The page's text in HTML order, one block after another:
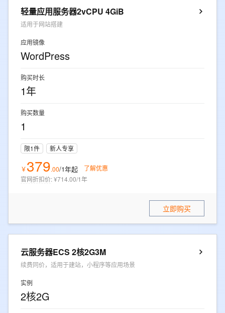
轻量应用服务器2vCPU 4GiB
适用于网站搭建
应用镜像
WordPress
购买时长
1年
购买数量
1
限1件 新人专享
￥379.00/1年起
了解优惠
官网折扣价:¥714.00/1年
立即购买
云服务器ECS 2核2G3M
续费同价，适用于建站，小程序等应用场景
实例
2核2G